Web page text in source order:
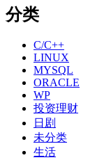
分类
C/C++
LINUX
MYSQL
ORACLE
WP
投资理财
日剧
未分类
生活